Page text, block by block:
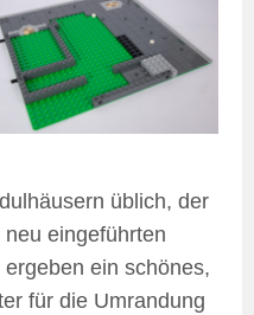
üblich, der
eingeführten
ergeben ein schönes,
für die Umrandung